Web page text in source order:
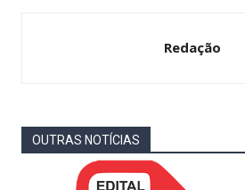
Redação
OUTRAS NOTÍCIAS